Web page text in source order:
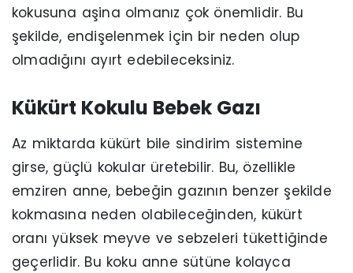
kokusuna aşina olmanız çok önemlidir. Bu
şekilde, endişelenmek için bir neden olup
olmadığını ayırt edebileceksiniz.
Kükürt Kokulu Bebek Gazı
Az miktarda kükürt bile sindirim sistemine
girse, güçlü kokular üretebilir. Bu, özellikle
emziren anne, bebeğin gazının benzer şekilde
kokmasına neden olabileceğinden, kükürt
oranı yüksek meyve ve sebzeleri tükettiğinde
geçerlidir. Bu koku anne sütüne kolayca